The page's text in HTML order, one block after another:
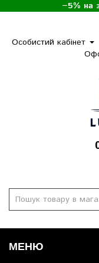
−5% на
Особистий кабінет
МЕНЮ